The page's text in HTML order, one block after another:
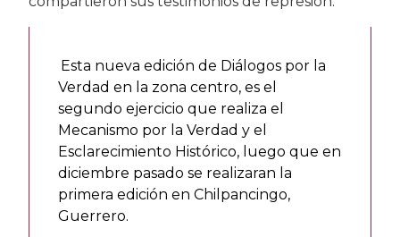
Esta nueva edición de Diálogos por la
Verdad en la zona centro, es el
segundo ejercicio que realiza el
Mecanismo por la Verdad y el
Esclarecimiento Histórico, luego que en
diciembre pasado se realizaran la
primera edición en Chilpancingo,
Guerrero.